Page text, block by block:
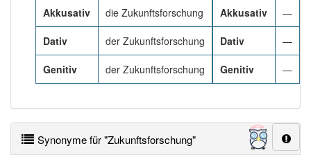
98% unserer Spielapp-Nutzer haben den Artikel
korrekt erraten.
Akkusativ die Zukunftsforschung
Dativ der Zukunftsforschung
Genitiv der Zukunftsforschung
Akkusativ —
Dativ —
Genitiv —
Synonyme für "Zukunftsforschung"